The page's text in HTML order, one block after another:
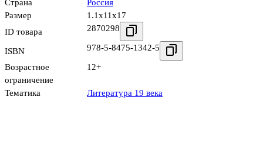
Страна
Россия
Размер
1.1x11x17
ID товара
2870298
ISBN 978-5-8475-1342-5
Возрастное
ограничение
12+
Тематика Литература 19 века